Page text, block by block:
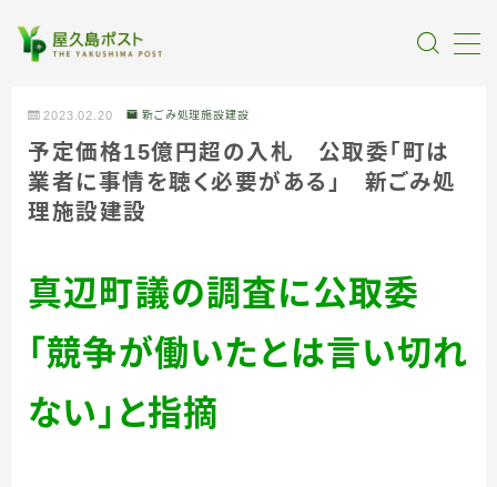
全記事カテゴリー
私たちについて
受賞・報道
情報提供
2023.02.20 新ごみ処理施設建設
予定価格15億円超の入札 公取委「町は
業者に事情を聴く必要がある」 新ごみ処
理施設建設
真辺町議の調査に公取委
「競争が働いたとは言い切れ
ない」と指摘